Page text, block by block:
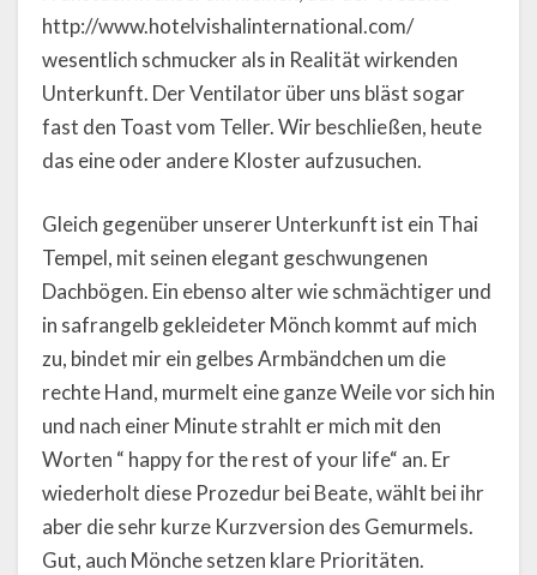
http://www.hotelvishalinternational.com/
wesentlich schmucker als in Realität wirkenden
Unterkunft. Der Ventilator über uns bläst sogar
fast den Toast vom Teller. Wir beschließen, heute
das eine oder andere Kloster aufzusuchen.
Gleich gegenüber unserer Unterkunft ist ein Thai
Tempel, mit seinen elegant geschwungenen
Dachbögen. Ein ebenso alter wie schmächtiger und
in safrangelb gekleideter Mönch kommt auf mich
zu, bindet mir ein gelbes Armbändchen um die
rechte Hand, murmelt eine ganze Weile vor sich hin
und nach einer Minute strahlt er mich mit den
Worten “ happy for the rest of your life“ an. Er
wiederholt diese Prozedur bei Beate, wählt bei ihr
aber die sehr kurze Kurzversion des Gemurmels.
Gut, auch Mönche setzen klare Prioritäten.